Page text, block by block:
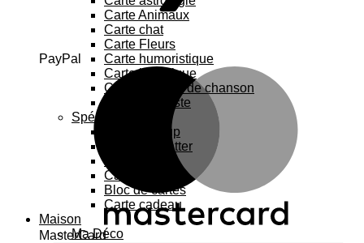
PayPal
MasterCard
Carte Animaux
Carte chat
Carte Fleurs
Carte humoristique
Carte botanique
Carte Paroles de chanson
Carte féministe
Spécial
Carte Pop up
Cartes à gratter
Carte à sticker
Bloc de cartes
Carte cadeau
Maison
Ma Déco